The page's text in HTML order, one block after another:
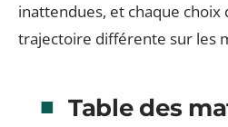
inattendues, et chaque
trajectoire différente sur les
Table des